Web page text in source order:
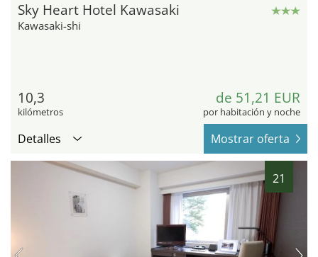
Sky Heart Hotel Kawasaki
Kawasaki-shi
10,3
kilómetros
de 51,21 EUR
por habitación y noche
Detalles Mostrar oferta
21